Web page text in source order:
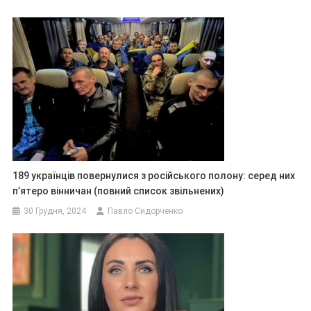
189 українців повернулися з російського полону: серед них
п’ятеро вінничан (повний список звільнених)
30 Грудня, 2024 Павло Сидорченко